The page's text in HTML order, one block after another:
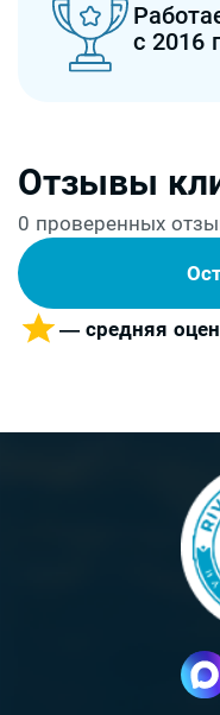
с 2016
Отзывы
0 проверенных
— средняя